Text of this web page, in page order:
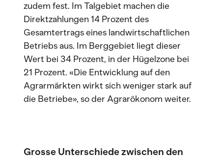
zudem fest. Im Talgebiet machen die
Direktzahlungen 14 Prozent des
Gesamtertrags eines landwirtschaftlichen
Betriebs aus. Im Berggebiet liegt dieser
Wert bei 34 Prozent, in der Hügelzone bei
21 Prozent. «Die Entwicklung auf den
Agrarmärkten wirkt sich weniger stark auf
die Betriebe», so der Agrarökonom weiter.
Grosse Unterschiede zwischen den